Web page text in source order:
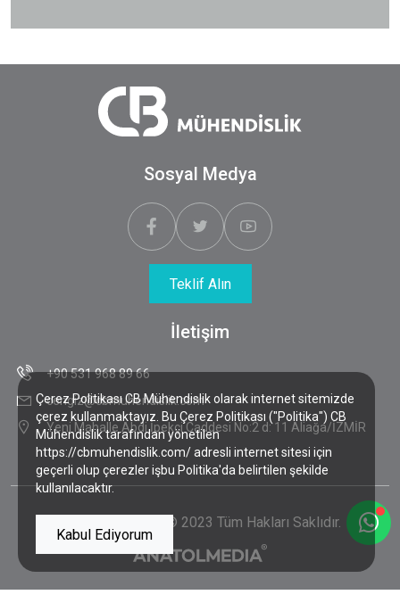
Sosyal Medya
Teklif Alın
İletişim
+90 531 968 89 66
cengiz@cbmuhendislik.com
Yeni Mahalle Abdi İpekçi Caddesi No:2 d: 11 Aliağa/İZMİR
© 2023 Tüm Hakları Saklıdır.
Çerez Politikası CB Mühendislik olarak internet sitemizde
çerez kullanmaktayız. Bu Çerez Politikası ("Politika") CB
Mühendislik tarafından yönetilen
https://cbmuhendislik.com/ adresli internet sitesi için
geçerli olup çerezler işbu Politika'da belirtilen şekilde
kullanılacaktır.
Kabul Ediyorum